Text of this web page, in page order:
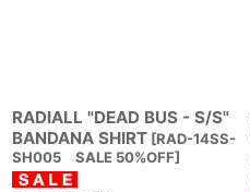
RADIALL "DEAD BUS - S/S"
BANDANA SHIRT [RAD-14SS-
SH005 SALE 50%OFF]